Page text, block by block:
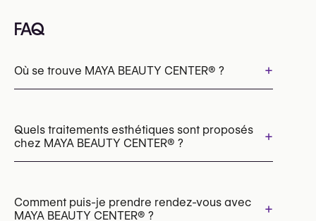
FAQ
Où se trouve MAYA BEAUTY CENTER®️ ? +
Quels traitements esthétiques sont proposés
chez MAYA BEAUTY CENTER®️ ?
+
Peelings chimiques
Comment puis-je prendre rendez-vous avec
MAYA BEAUTY CENTER®️ ?
+